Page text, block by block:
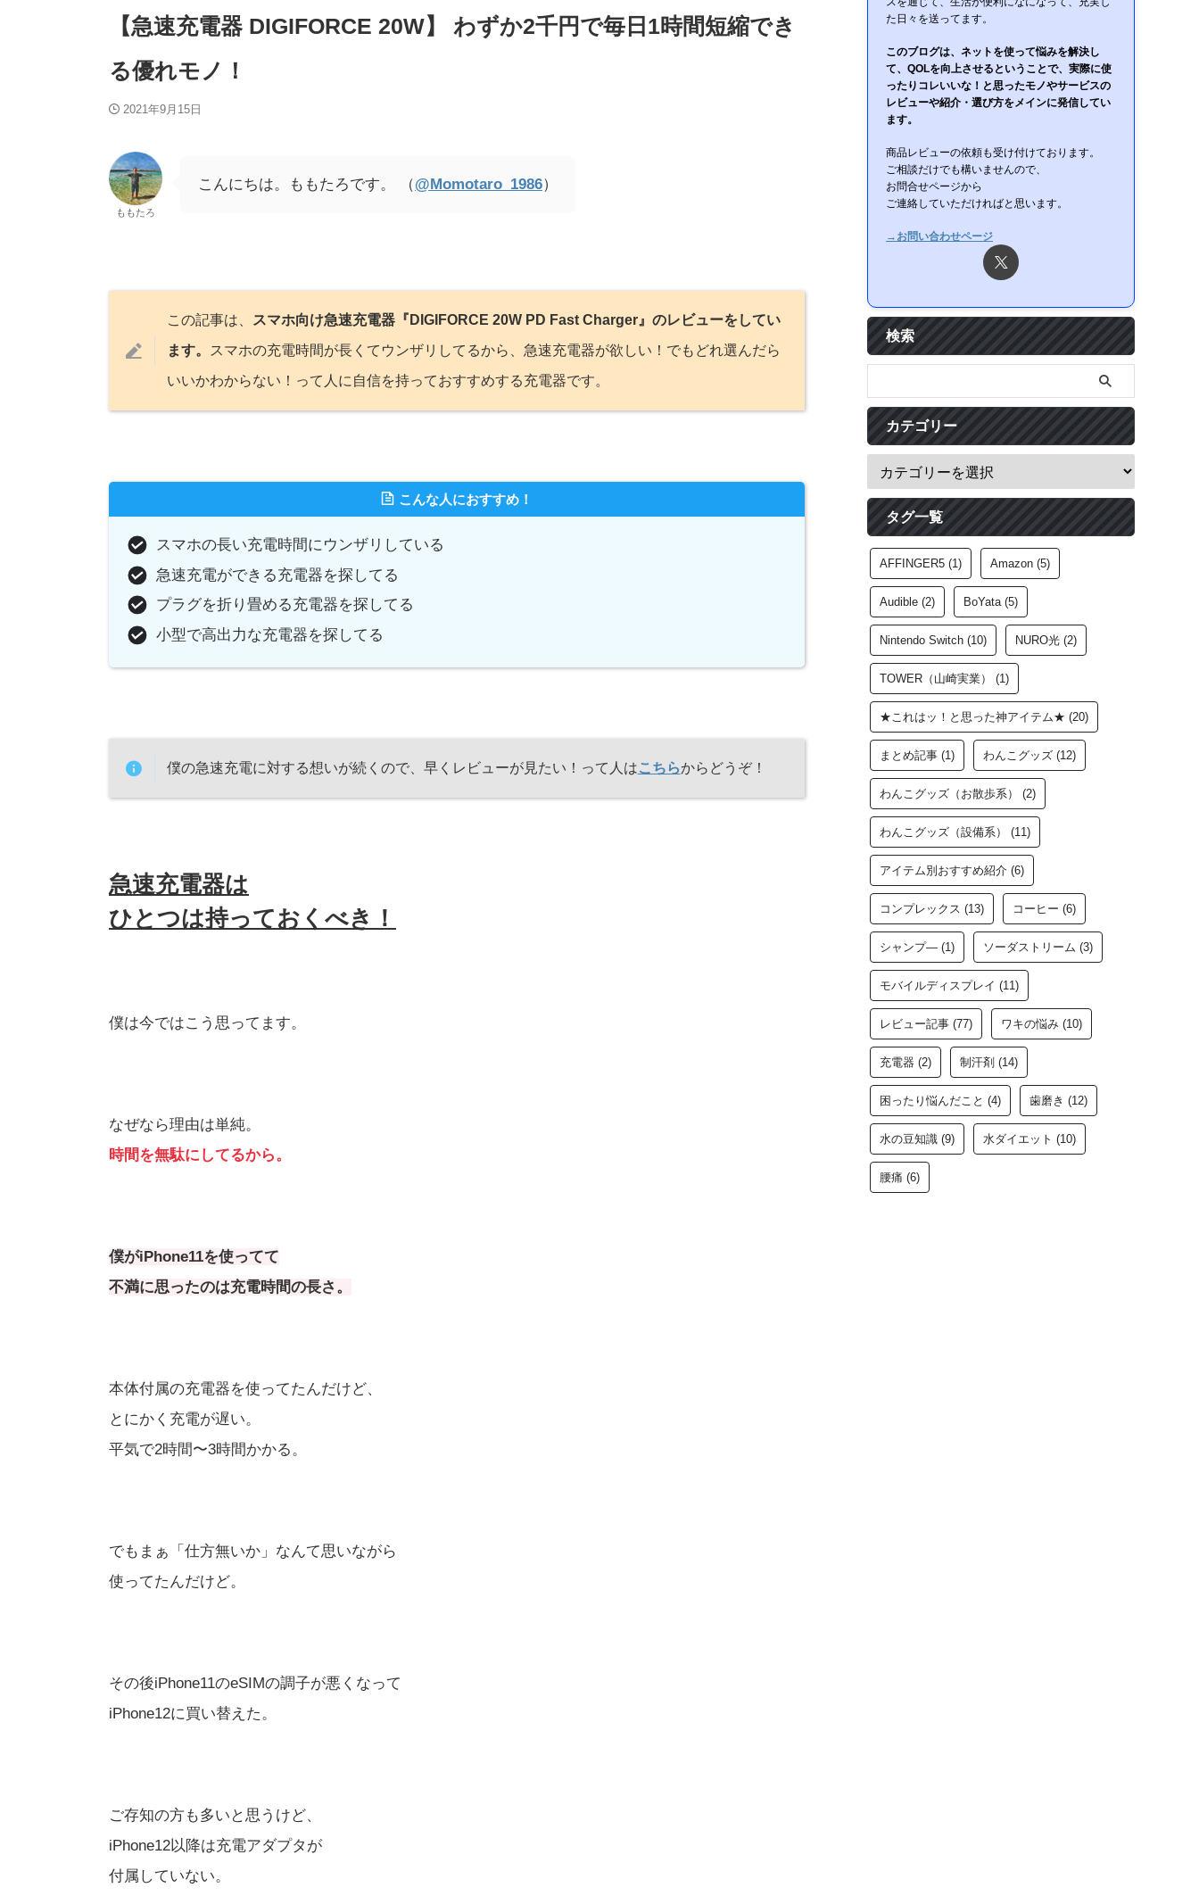
【急速充電器 DIGIFORCE 20W】 わずか2千円で毎日1時間短縮でき
る優れモノ！
2021年9月15日
ももたろ
こんにちは。ももたろです。 （@Momotaro_1986）
この記事は、
スマホ向け急速充電器『DIGIFORCE 20W PD Fast Charger』のレビューをしてい
ます。
スマホの充電時間が長くてウンザリしてるから、急速充電器が欲しい！でもどれ選んだら
いいかわからない！って人に自信を持っておすすめする充電器です。
こんな人におすすめ！
スマホの長い充電時間にウンザリしている
急速充電ができる充電器を探してる
プラグを折り畳める充電器を探してる
小型で高出力な充電器を探してる
僕の急速充電に対する想いが続くので、早くレビューが見たい！って人はこちらからどうぞ！
急速充電器は
ひとつは持っておくべき！
僕は今ではこう思ってます。
なぜなら理由は単純。
時間を無駄にしてるから。
僕がiPhone11を使ってて
不満に思ったのは充電時間の長さ。
本体付属の充電器を使ってたんだけど、
とにかく充電が遅い。
平気で2時間〜3時間かかる。
でもまぁ「仕方無いか」なんて思いながら
使ってたんだけど。
その後iPhone11のeSIMの調子が悪くなって
iPhone12に買い替えた。
ご存知の方も多いと思うけど、
iPhone12以降は充電アダプタが
付属していない。
た日々を送ってます。
このブログは、ネットを使って悩みを解決し
て、QOLを向上させるということで、実際に使
ったりコレいいな！と思ったモノやサービスの
レビューや紹介・選び方をメインに発信してい
ます。
商品レビューの依頼も受け付けております。
ご相談だけでも構いませんので、
お問合せページから
ご連絡していただければと思います。
→お問い合わせページ
検索
カテゴリー
タグ一覧
AFFINGER5 (1) Amazon (5)
Audible (2) BoYata(5)
Nintendo Switch (10) NURO光 (2)
TOWER（山崎実業） (1)
★これはッ！と思った神アイテム★ (20)
まとめ記事 (1) わんこグッズ (12)
わんこグッズ（お散歩系） (2)
わんこグッズ（設備系） (11)
アイテム別おすすめ紹介 (6)
コンプレックス (13) コーヒー (6)
シャンプ― (1) ソーダストリーム (3)
モバイルディスプレイ (11)
レビュー記事 (77) ワキの悩み (10)
充電器 (2) 制汗剤 (14)
困ったり悩んだこと (4) 歯磨き (12)
水の豆知識 (9) 水ダイエット (10)
腰痛 (6)